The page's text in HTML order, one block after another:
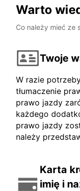
Warto
Co należy mieć ze
Twoje
W razie
tłumaczenie
prawo jazdy
każdego
prawo jazdy
należy
Karta
imię i